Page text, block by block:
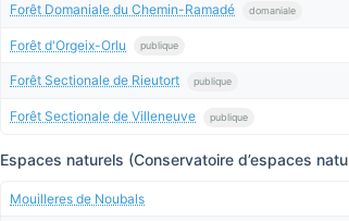
Forêt Domaniale du Chemin-Ramadé domaniale
Forêt d'Orgeix-Orlu publique
Forêt Sectionale de Rieutort publique
Forêt Sectionale de Villeneuve publique
Espaces naturels (Conservatoire d’espaces
Mouilleres de Noubals